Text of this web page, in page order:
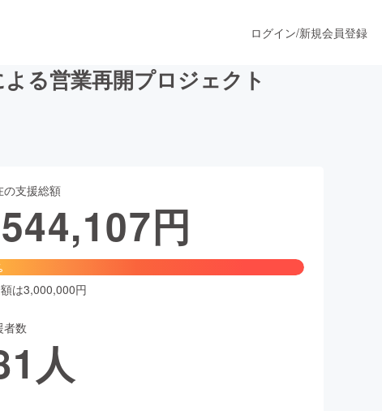
ファッション
ケア
ログイン/新規会員登録
る営業再開プロジェクト
の支援総額
円
は3,000,000円
者数
人